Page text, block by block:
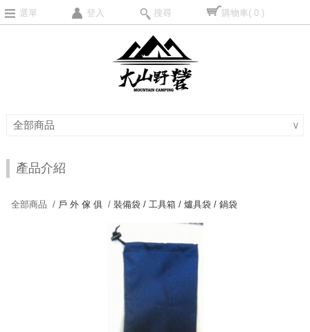
選單 登入 搜尋 購物車( 0 )
全部商品 ∨
產品介紹
全部商品 / 戶 外 傢 俱 /裝備袋 / 工具箱 / 爐具袋 / 鍋袋